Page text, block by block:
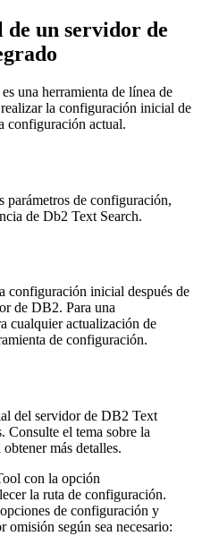
un servidor de
una herramienta de línea de
la configuración inicial de
configuración actual.
parámetros de configuración,
de Db2 Text Search.
configuración inicial después de
de DB2. Para una
cualquier actualización de
de configuración.
del servidor de DB2 Text
Consulte el tema sobre la
más detalles.
con la opción
la ruta de configuración.
de configuración y
omisión según sea necesario: